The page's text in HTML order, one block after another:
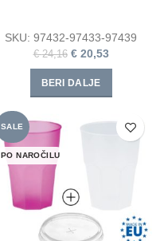
SKU: 97432-97433-97439
€24,16 € 20,53
BERI DALJE
SALE
PO NAROČILU